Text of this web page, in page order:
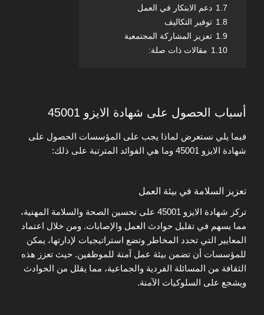
1.7 دعم الابتكار في العمل
1.8 توفير التكاليف
1.9 تعزيز المشاركة المجتمعية
1.10 مقالات ذات صلة:
أسباب الحصول على شهادة الايزو 45001
فيما يلي نستعرض لماذا يجب على المؤسسات الحصول على
شهادة الايزو 45001 وما هي الفوائد المترتبة على ذلك:
تعزيز السلامة في بيئة العمل
تركز شهادة الايزو 45001 على تحسين الصحة والسلامة المهنية،
مما يسهم في تقليل حوادث العمل والإصابات. ومن خلال اعتماد
المعايير التي تحدد المخاطر وتضع استراتيجيات لإدارتها، يمكن
للمؤسسات أن تضمن بيئة عمل آمنة للموظفين. حيث تعزز هذه
الثقافة من المسائلة الفردية والجماعية، مما يقلل من الحوادث
ويشجع على السلوكيات الآمنة.